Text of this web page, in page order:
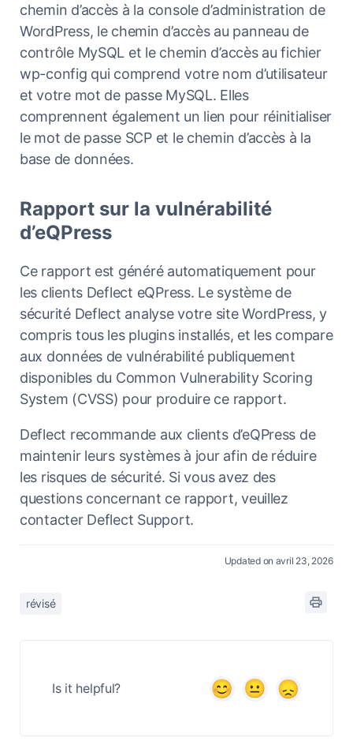
chemin d’accès à la console d’administration de
WordPress, le chemin d’accès au panneau de
contrôle MySQL et le chemin d’accès au fichier
wp-config qui comprend votre nom d’utilisateur
et votre mot de passe MySQL. Elles
comprennent également un lien pour réinitialiser
le mot de passe SCP et le chemin d’accès à la
base de données.
Rapport sur la vulnérabilité
d’eQPress
Ce rapport est généré automatiquement pour
les clients Deflect eQPress. Le système de
sécurité Deflect analyse votre site WordPress, y
compris tous les plugins installés, et les compare
aux données de vulnérabilité publiquement
disponibles du Common Vulnerability Scoring
System (CVSS) pour produire ce rapport.
Deflect recommande aux clients d’eQPress de
maintenir leurs systèmes à jour afin de réduire
les risques de sécurité. Si vous avez des
questions concernant ce rapport, veuillez
contacter Deflect Support.
Updated on avril 23, 2026
révisé
Is it helpful?